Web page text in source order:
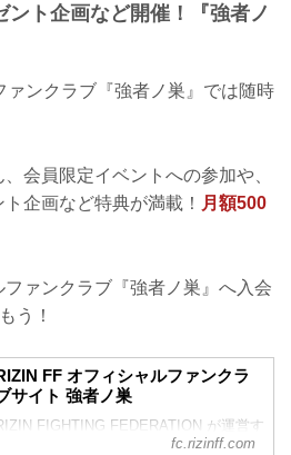
ンクラブサイト『強者ノ巣』会員様向
ただける良席を確保いただけます。強
＜大会概要／チケット情報
【名称】...
ント企画など開催！『強者ノ
ァンクラブ『強者ノ巣』では随時
会員限定イベントへの参加や、
企画など特典が満載！ 月額500
ァンクラブ『強者ノ巣』へ入会
う！
FF オフィシャルファンクラ
サイト 強者ノ巣
FIGHTING FEDERATION が運営す
るオフィシャルファンクラブサイト強者
fc.rizinff.com